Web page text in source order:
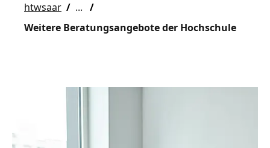
htwsaar
Weitere Beratungsangebote der Hochschule